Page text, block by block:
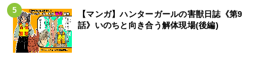
【マンガ】ハンターガールの害獣日誌《第9
話》いのちと向き合う解体現場(後編)